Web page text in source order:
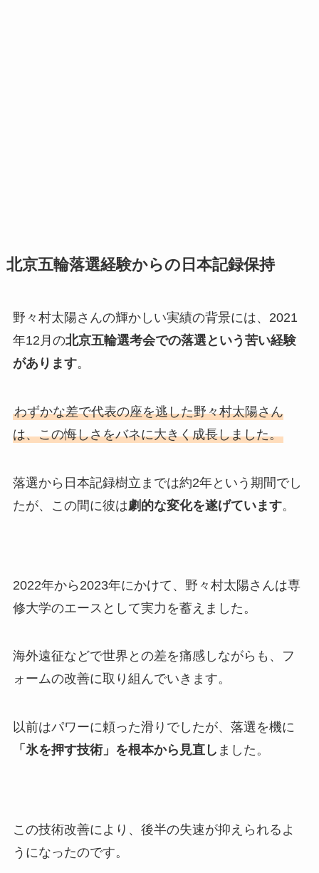
北京五輪落選経験からの日本記録保持
野々村太陽さんの輝かしい実績の背景には、2021
年12月の北京五輪選考会での落選という苦い経験
があります。
わずかな差で代表の座を逃した野々村太陽さん
は、この悔しさをバネに大きく成長しました。
落選から日本記録樹立までは約2年という期間でし
たが、この間に彼は劇的な変化を遂げています。
2022年から2023年にかけて、野々村太陽さんは専
修大学のエースとして実力を蓄えました。
海外遠征などで世界との差を痛感しながらも、フ
ォームの改善に取り組んでいきます。
以前はパワーに頼った滑りでしたが、落選を機に
「氷を押す技術」を根本から見直し ました。
この技術改善により、後半の失速が抑えられるよ
うになったのです。